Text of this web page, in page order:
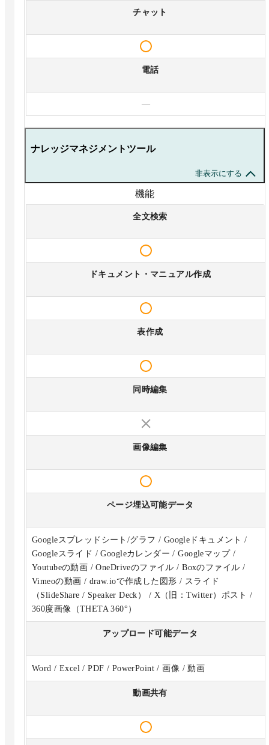
チャット
電話
—
ナレッジマネジメントツール
非表示にする
機能
全文検索
ドキュメント・マニュアル作成
表作成
同時編集
画像編集
ページ埋込可能データ
Googleスプレッドシート/グラフ / Googleドキュメント /
Googleスライド / Googleカレンダー / Googleマップ /
Youtubeの動画 / OneDriveのファイル / Boxのファイル /
Vimeoの動画 / draw.ioで作成した図形 / スライド
（SlideShare / Speaker Deck） / X（旧：Twitter）ポスト /
360度画像（THETA 360°）
アップロード可能データ
Word / Excel / PDF / PowerPoint / 画像 / 動画
動画共有